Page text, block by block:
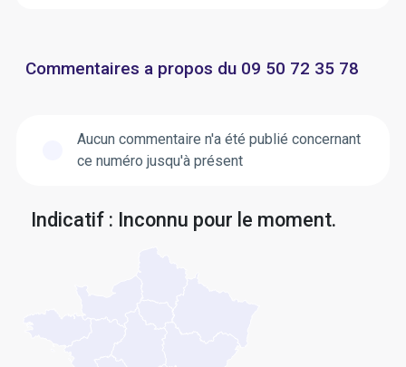
Commentaires a propos du 09 50 72 35 78
Aucun commentaire n'a été publié concernant
ce numéro jusqu'à présent
Indicatif : Inconnu pour le moment.